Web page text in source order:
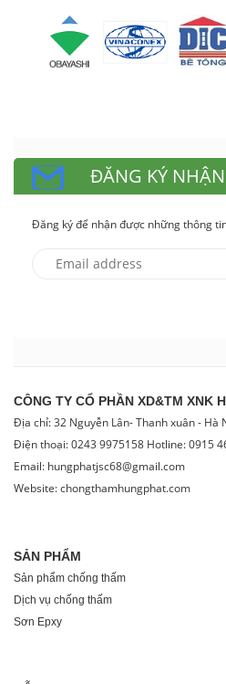
ĐĂNG KÝ
Đăng ký để nhận được những thông
CÔNG TY CỔ PHẦN XD&TM XNK
Địa chỉ: 32 Nguyễn Lân- Thanh xuân - Hà
Điện thoại: 0243 9975158 Hotline: 0915
Email: hungphatjsc68@gmail.com
Website: chongthamhungphat.com
SẢN PHẨM
Sản phẩm chống thấm
Dịch vụ chống thấm
Sơn Epxy